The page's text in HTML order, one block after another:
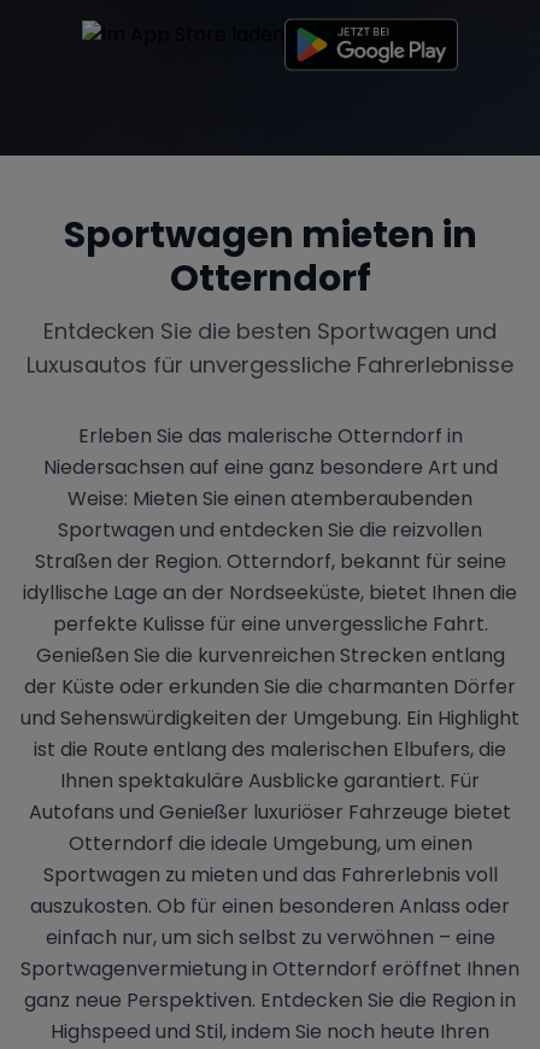
Sportwagen mieten in
Otterndorf
Entdecken Sie die besten Sportwagen und
Luxusautos für unvergessliche Fahrerlebnisse
Erleben Sie das malerische Otterndorf in
Niedersachsen auf eine ganz besondere Art und
Weise: Mieten Sie einen atemberaubenden
Sportwagen und entdecken Sie die reizvollen
Straßen der Region. Otterndorf, bekannt für seine
idyllische Lage an der Nordseeküste, bietet Ihnen die
perfekte Kulisse für eine unvergessliche Fahrt.
Genießen Sie die kurvenreichen Strecken entlang
der Küste oder erkunden Sie die charmanten Dörfer
und Sehenswürdigkeiten der Umgebung. Ein Highlight
ist die Route entlang des malerischen Elbufers, die
Ihnen spektakuläre Ausblicke garantiert. Für
Autofans und Genießer luxuriöser Fahrzeuge bietet
Otterndorf die ideale Umgebung, um einen
Sportwagen zu mieten und das Fahrerlebnis voll
auszukosten. Ob für einen besonderen Anlass oder
einfach nur, um sich selbst zu verwöhnen – eine
Sportwagenvermietung in Otterndorf eröffnet Ihnen
ganz neue Perspektiven. Entdecken Sie die Region in
Highspeed und Stil, indem Sie noch heute Ihren